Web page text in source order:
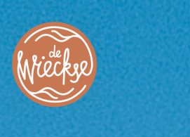
Hoofdnavigatie